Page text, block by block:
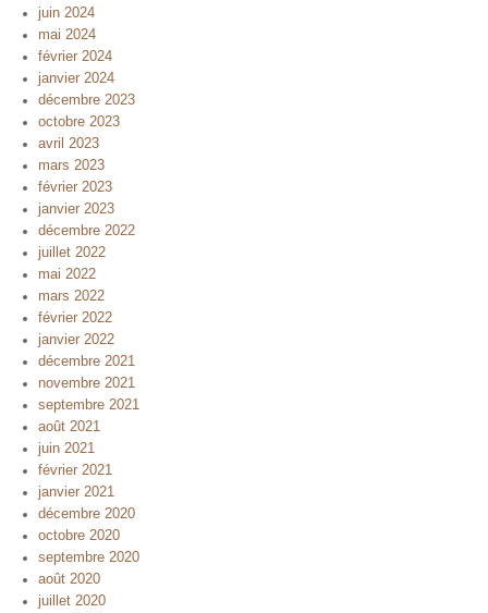
juin 2024
mai 2024
février 2024
janvier 2024
décembre 2023
octobre 2023
avril 2023
mars 2023
février 2023
janvier 2023
décembre 2022
juillet 2022
mai 2022
mars 2022
février 2022
janvier 2022
décembre 2021
novembre 2021
septembre 2021
août 2021
juin 2021
février 2021
janvier 2021
décembre 2020
octobre 2020
septembre 2020
août 2020
juillet 2020